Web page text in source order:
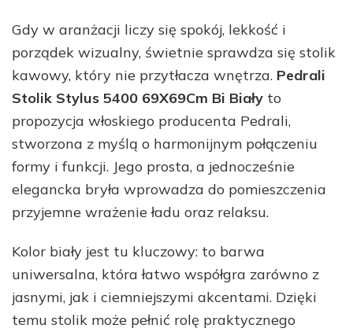
Gdy w aranżacji liczy się spokój, lekkość i
porządek wizualny, świetnie sprawdza się stolik
kawowy, który nie przytłacza wnętrza. Pedrali
Stolik Stylus 5400 69X69Cm Bi Biały to
propozycja włoskiego producenta Pedrali,
stworzona z myślą o harmonijnym połączeniu
formy i funkcji. Jego prosta, a jednocześnie
elegancka bryła wprowadza do pomieszczenia
przyjemne wrażenie ładu oraz relaksu.
Kolor biały jest tu kluczowy: to barwa
uniwersalna, która łatwo współgra zarówno z
jasnymi, jak i ciemniejszymi akcentami. Dzięki
temu stolik może pełnić rolę praktycznego